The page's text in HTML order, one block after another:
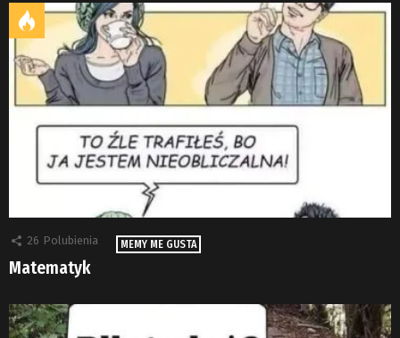
26 Polubienia MEMY ME GUSTA
Matematyk